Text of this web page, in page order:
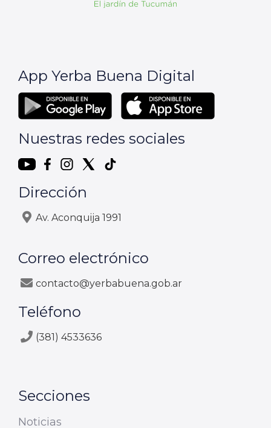
App Yerba Buena Digital
Nuestras redes sociales
Dirección
Av. Aconquija 1991
Correo electrónico
contacto@yerbabuena.gob.ar
Teléfono
(381) 4533636
Secciones
Noticias